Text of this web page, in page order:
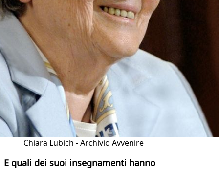
Chiara Lubich - Archivio Avvenire
E quali dei suoi insegnamenti hanno